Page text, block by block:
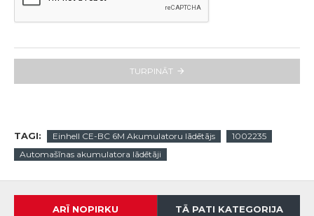
TURPINĀT
TAGI: Einhell CE-BC 6M Akumulatoru lādētājs
1002235
Automašīnas akumulatora lādētāji
ARĪ NOPIRKU TĀ PATI KATEGORIJA